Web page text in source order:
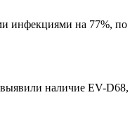
инфекциями на 77%, по
наличие EV-D68,